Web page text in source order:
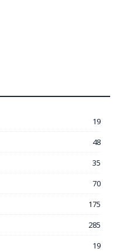
19
48
35
70
175
285
19